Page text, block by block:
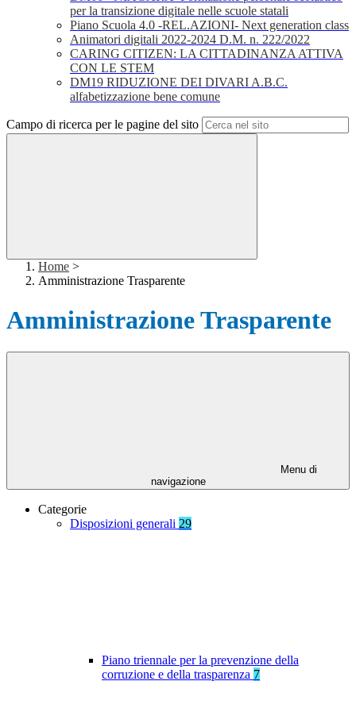
per la transizione digitale nelle scuole statali
Piano Scuola 4.0 -REL.AZIONI- Next generation class
Animatori digitali 2022-2024 D.M. n. 222/2022
CARING CITIZEN: LA CITTADINANZA ATTIVA
CON LE STEM
DM19 RIDUZIONE DEI DIVARI A.B.C.
alfabetizzazione bene comune
Campo di ricerca per le pagine del sito
Home >
Amministrazione Trasparente
Amministrazione Trasparente
Menu di
navigazione
Categorie
Disposizioni generali 29
Piano triennale per la prevenzione della
corruzione e della trasparenza 7